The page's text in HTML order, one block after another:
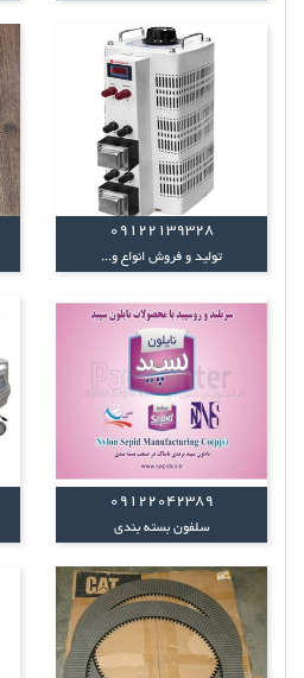
09122139328
تولید و فروش انواع و...
09122042389
سلفون بسته بندی